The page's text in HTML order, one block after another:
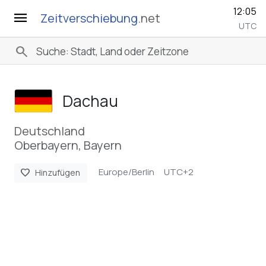
menu Zeitverschiebung.net 12:05
UTC
search
Dachau
Deutschland
Oberbayern, Bayern
favorite Hinzufügen Europe/Berlin UTC+2